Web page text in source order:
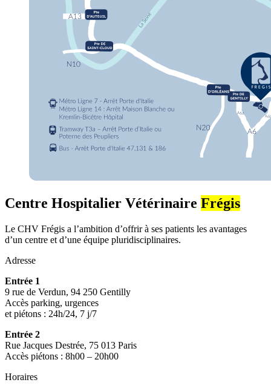
Centre Hospitalier Vétérinaire Frégis
Le CHV Frégis a l’ambition d’offrir à ses patients les avantages
d’un centre et d’une équipe pluridisciplinaires.
Adresse
Entrée 1
9 rue de Verdun, 94 250 Gentilly
Accès parking, urgences
et piétons : 24h/24, 7 j/7
Entrée 2
Rue Jacques Destrée, 75 013 Paris
Accès piétons : 8h00 – 20h00
Horaires